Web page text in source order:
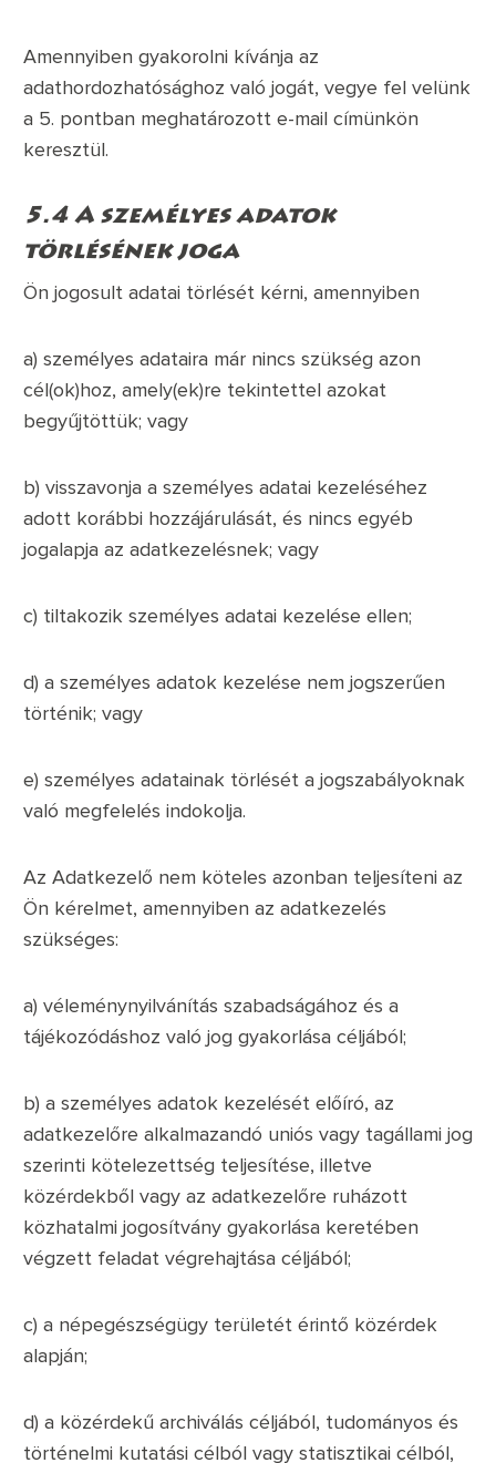
Amennyiben gyakorolni kívánja az
adathordozhatósághoz való jogát, vegye fel velünk
a 5. pontban meghatározott e-mail címünkön
keresztül.
5.4 A személyes adatok
törlésének joga
Ön jogosult adatai törlését kérni, amennyiben
a) személyes adataira már nincs szükség azon
cél(ok)hoz, amely(ek)re tekintettel azokat
begyűjtöttük; vagy
b) visszavonja a személyes adatai kezeléséhez
adott korábbi hozzájárulását, és nincs egyéb
jogalapja az adatkezelésnek; vagy
c) tiltakozik személyes adatai kezelése ellen;
d) a személyes adatok kezelése nem jogszerűen
történik; vagy
e) személyes adatainak törlését a jogszabályoknak
való megfelelés indokolja.
Az Adatkezelő nem köteles azonban teljesíteni az
Ön kérelmet, amennyiben az adatkezelés
szükséges:
a) véleménynyilvánítás szabadságához és a
tájékozódáshoz való jog gyakorlása céljából;
b) a személyes adatok kezelését előíró, az
adatkezelőre alkalmazandó uniós vagy tagállami jog
szerinti kötelezettség teljesítése, illetve
közérdekből vagy az adatkezelőre ruházott
közhatalmi jogosítvány gyakorlása keretében
végzett feladat végrehajtása céljából;
c) a népegészségügy területét érintő közérdek
alapján;
d) a közérdekű archiválás céljából, tudományos és
történelmi kutatási célból vagy statisztikai célból,